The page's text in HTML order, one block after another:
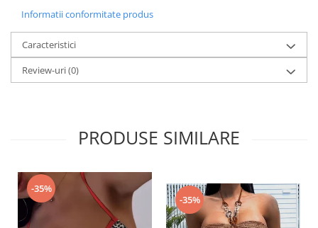
Informatii conformitate produs
Caracteristici
Review-uri(0)
PRODUSE SIMILARE
-35%
-35%